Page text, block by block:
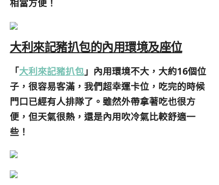
相當方便！
大利來記豬扒包的內用環境及座位
「大利來記豬扒包 」內用環境不大，大約16個位
子，很容易客滿，我們超幸運卡位，吃完的時候
門口已經有人排隊了。 雖然外帶拿著吃也很方
便，但天氣很熱，還是內用吹冷氣比較舒適一
些！